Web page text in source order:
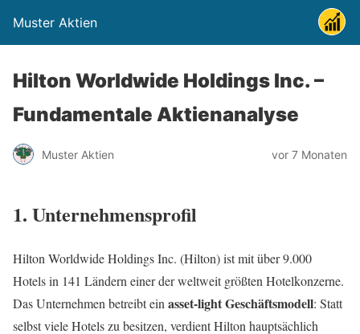
Muster Aktien
Hilton Worldwide Holdings Inc. –
Fundamentale Aktienanalyse
Muster Aktien vor 7 Monaten
1. Unternehmensprofil
Hilton Worldwide Holdings Inc. (Hilton) ist mit über 9.000
Hotels in 141 Ländern einer der weltweit größten Hotelkonzerne.
Das Unternehmen betreibt ein asset-light Geschäftsmodell: Statt
selbst viele Hotels zu besitzen, verdient Hilton hauptsächlich